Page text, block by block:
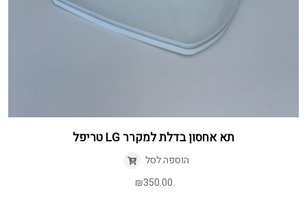
תא אחסון בדלת למקרר LG טריפל
הוספה לסל
₪350.00